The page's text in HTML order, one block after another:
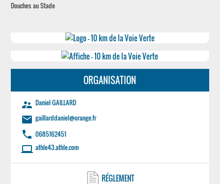
Douches au Stade
ORGANISATION
supervisor_account Daniel GAILLARD
email gaillarddaniel@orange.fr
phone 0685162451
laptop athle43.athle.com
RÉGLEMENT